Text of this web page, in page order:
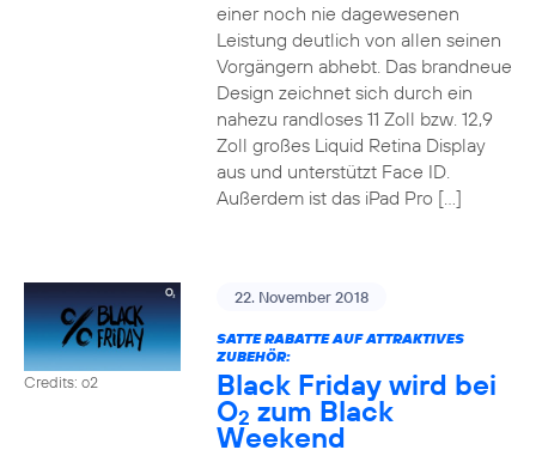
einer noch nie dagewesenen
Leistung deutlich von allen seinen
Vorgängern abhebt. Das brandneue
Design zeichnet sich durch ein
nahezu randloses 11 Zoll bzw. 12,9
Zoll großes Liquid Retina Display
aus und unterstützt Face ID.
Außerdem ist das iPad Pro […]
Credits: o2
22. November 2018
SATTE RABATTE AUF ATTRAKTIVES
ZUBEHÖR:
Black Friday wird bei
O2 zum Black
Weekend